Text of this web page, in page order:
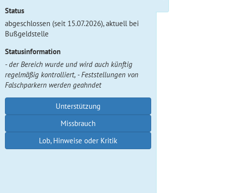
Status
abgeschlossen (seit 15.07.2026), aktuell bei
Bußgeldstelle
Statusinformation
- der Bereich wurde und wird auch künftig
regelmäßig kontrolliert, - Feststellungen von
Falschparkern werden geahndet
Unterstützung
Missbrauch
Lob, Hinweise oder Kritik